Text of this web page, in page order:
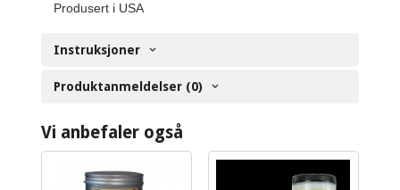
Produsert i USA
Instruksjoner
Produktanmeldelser (0)
Vi anbefaler også